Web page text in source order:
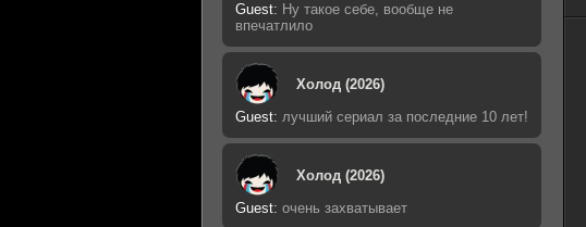
Guest: Ну такое себе, вообще не
впечатлило
Холод (2026)
Guest: лучший сериал за последние 10 лет!
Холод (2026)
Guest: очень захватывает